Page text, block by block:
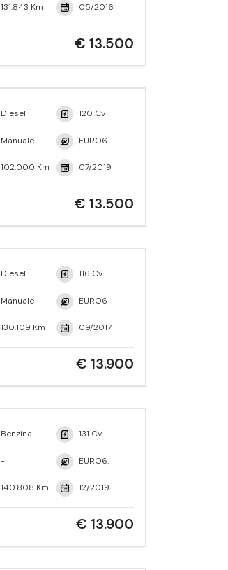
131.843 Km 05/2016
€ 13.500
Diesel 120 Cv
Manuale EURO6.
102.000 Km 07/2019
€ 13.500
Diesel 116 Cv
Manuale EURO6
130.109 Km 09/2017
€ 13.900
Benzina 131 Cv
- EURO6.
140.808 Km 12/2019
€ 13.900